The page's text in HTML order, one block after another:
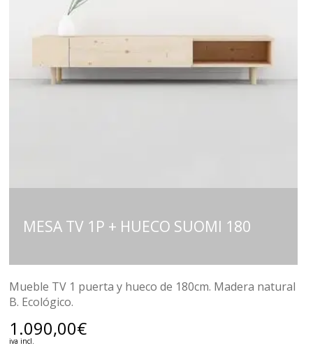
MESA TV 1P + HUECO SUOMI 180
Mueble TV 1 puerta y hueco de 180cm. Madera natural
B. Ecológico.
1.090,00€
iva incl.